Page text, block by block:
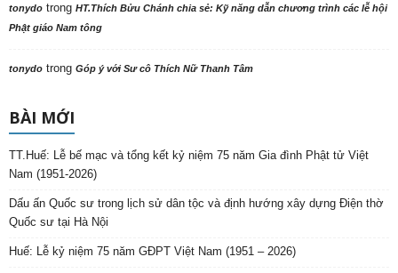
tonydo trong HT.Thích Bửu Chánh chia sẻ: Kỹ năng dẫn chương trình các lễ hội
Phật giáo Nam tông
tonydo trong Góp ý với Sư cô Thích Nữ Thanh Tâm
BÀI MỚI
TT.Huế: Lễ bế mạc và tổng kết kỷ niệm 75 năm Gia đình Phật tử Việt
Nam (1951-2026)
Dấu ấn Quốc sư trong lịch sử dân tộc và định hướng xây dựng Điện thờ
Quốc sư tại Hà Nội
Huế: Lễ kỷ niệm 75 năm GĐPT Việt Nam (1951 – 2026)